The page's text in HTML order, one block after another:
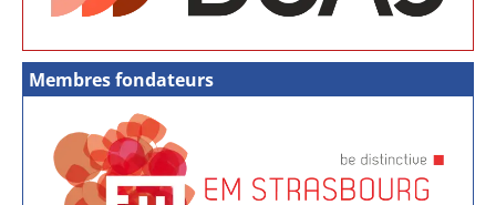
Membres fondateurs